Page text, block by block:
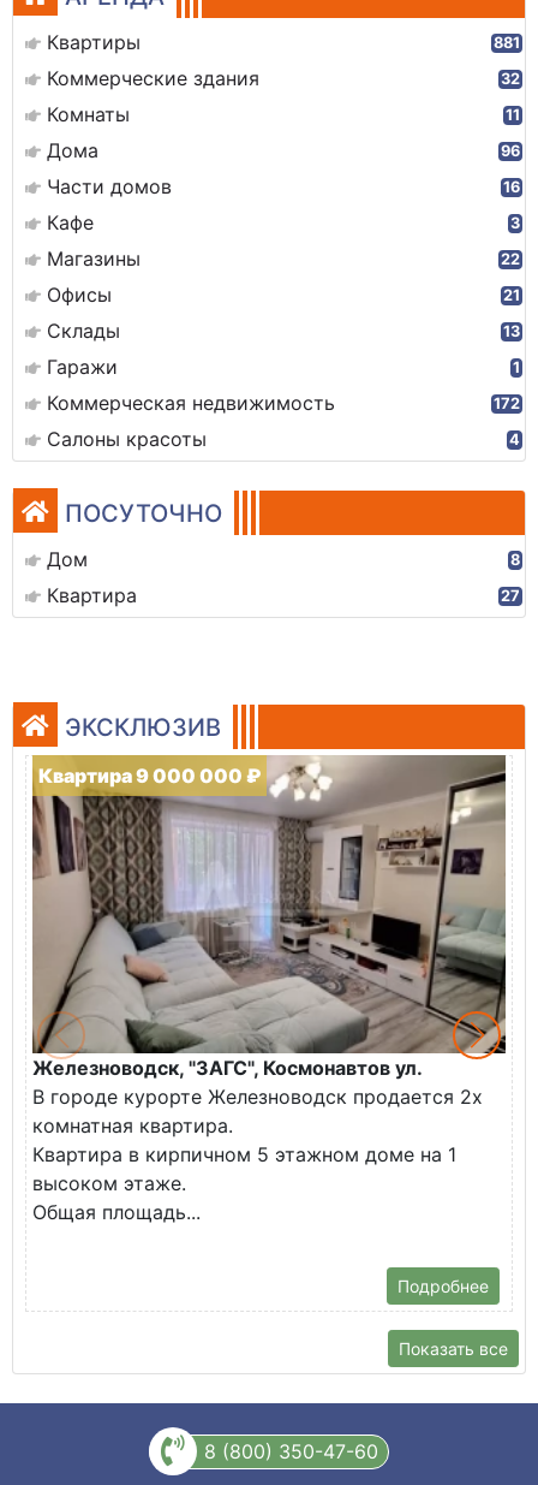
Квартиры 881
Коммерческие здания 32
Комнаты 11
Дома 96
Части домов 16
Кафе 3
Магазины 22
Офисы 21
Склады 13
Гаражи 1
Коммерческая недвижимость 172
Салоны красоты 4
ПОСУТОЧНО
Дом 8
Квартира 27
ЭКСКЛЮЗИВ
Квартира 9 000 000 ₽
Железноводск, "ЗАГС", Космонавтов ул.
В городе курорте Железноводск продается 2х
комнатная квартира.
Квартира в кирпичном 5 этажном доме на 1
высоком этаже.
Общая площадь...
Подробнее
Показать все
8 (800) 350-47-60